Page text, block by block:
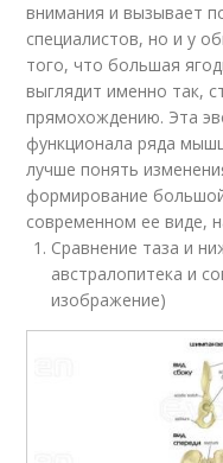
внимания и вызывает
специалистов, но и у
того, что большая
выглядит именно так,
прямохождению. Эта
функционала ряда
лучше понять
формирование
современном ее виде,
Сравнение таза и
австралопитека и
изображение)